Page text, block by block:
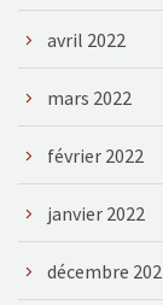
avril 2022
mars 2022
février 2022
janvier 2022
décembre